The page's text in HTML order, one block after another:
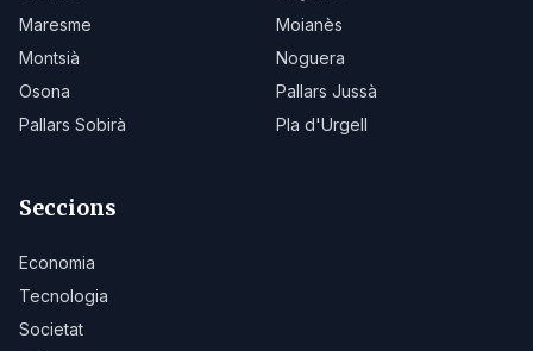
Maresme
Moianès
Montsià
Noguera
Osona
Pallars Jussà
Pallars Sobirà
Pla d'Urgell
Seccions
Economia
Tecnologia
Societat